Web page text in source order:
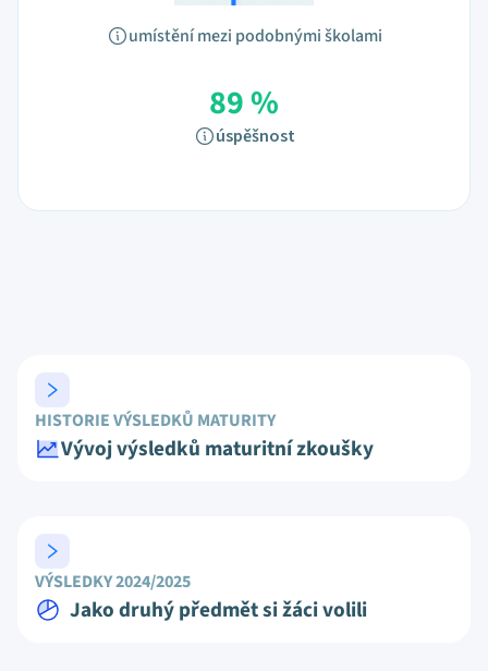
umístění mezi podobnými školami
89 %
úspěšnost
HISTORIE VÝSLEDKŮ MATURITY
Vývoj výsledků maturitní zkoušky
VÝSLEDKY 2024/2025
Jako druhý předmět si žáci volili